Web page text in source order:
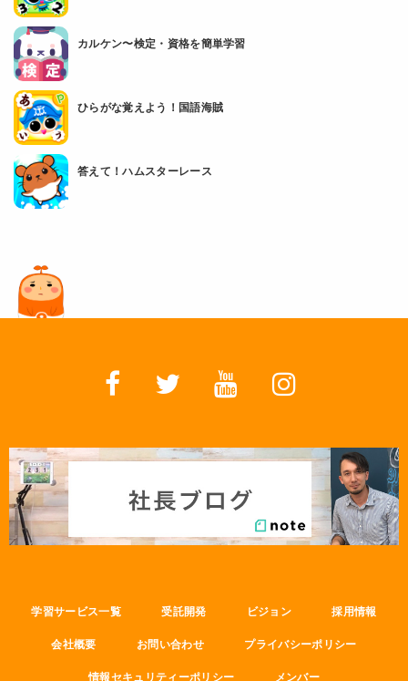
カルケン〜検定・資格を簡単学習
ひらがな覚えよう！国語海賊
答えて！ハムスターレース
学習サービス一覧 受託開発 ビジョン
採用情報
会社概要
お問い合わせ
プライバシーポリシー
情報セキュリティーポリシー
メンバー